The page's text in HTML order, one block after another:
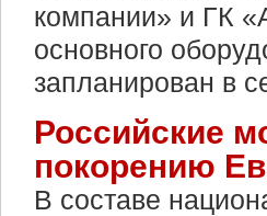
компании» и ГК
основного
запланирован в
Российские
покорению
В составе